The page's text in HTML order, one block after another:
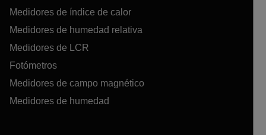
Medidores de índice de calor
Medidores de humedad relativa
Medidores de LCR
Fotómetros
Medidores de campo magnético
Medidores de humedad